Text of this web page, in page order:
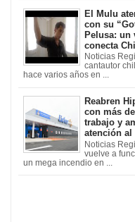
El Mulu
con su
Pelusa: un
conecta
Noticias
cantautor
hace varios años en ...
Reabren
con más
trabajo y
atención al
Noticias
vuelve a
un mega incendio en ...